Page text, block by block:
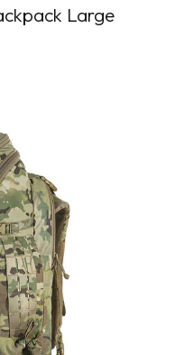
Large